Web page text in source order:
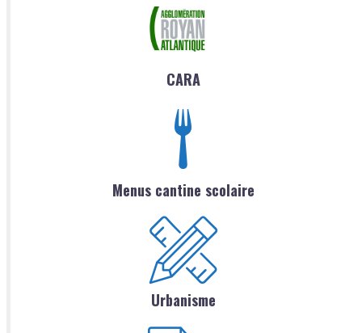
CARA
Menus cantine scolaire
Urbanisme